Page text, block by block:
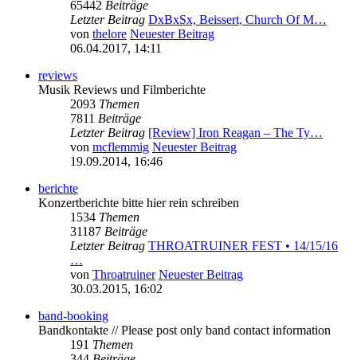
65442 Beiträge
Letzter Beitrag DxBxSx, Beissert, Church Of M…
von thelore Neuester Beitrag
06.04.2017, 14:11
reviews
Musik Reviews und Filmberichte
2093 Themen
7811 Beiträge
Letzter Beitrag [Review] Iron Reagan – The Ty…
von mcflemmig Neuester Beitrag
19.09.2014, 16:46
berichte
Konzertberichte bitte hier rein schreiben
1534 Themen
31187 Beiträge
Letzter Beitrag THROATRUINER FEST • 14/15/16
…
von Throatruiner Neuester Beitrag
30.03.2015, 16:02
band-booking
Bandkontakte // Please post only band contact information
191 Themen